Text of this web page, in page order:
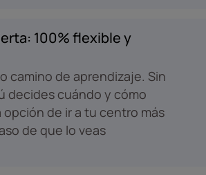
100% flexible y
camino de aprendizaje. Sin
decides cuándo y cómo
opción de ir a tu centro más
de que lo veas